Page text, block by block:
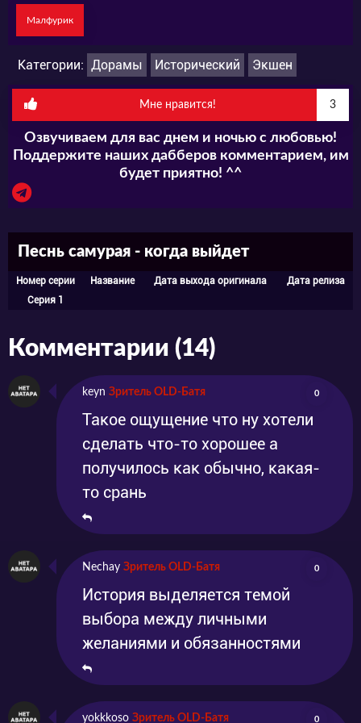
Малфурик
Категории: Дорамы Исторический Экшен
Мне нравится! 3
Озвучиваем для вас днем и ночью с любовью!
Поддержите наших дабберов комментарием, им
будет приятно! ^^
Песнь самурая - когда выйдет
Номер серии Название Дата выхода оригинала
Дата релиза
Серия 1
Комментарии (14)
keyn Зритель OLD-Батя 0
Такое ощущение что ну хотели
сделать что-то хорошее а
получилось как обычно, какая-
то срань
Nechay Зритель OLD-Батя 0
История выделяется темой
выбора между личными
желаниями и обязанностями
yokkkoso Зритель OLD-Батя 0